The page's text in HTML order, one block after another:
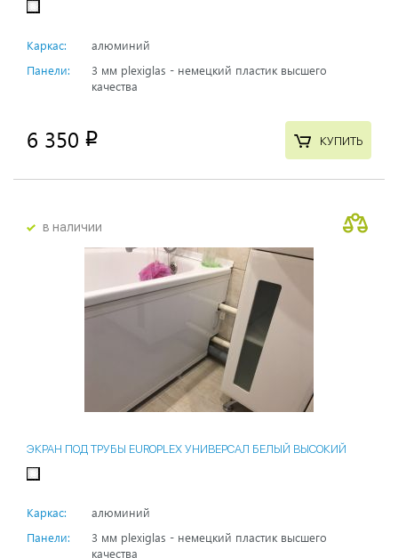
Каркас:
алюминий
Панели:
3 мм plexiglas - немецкий пластик высшего
качества
6 350 p КУПИТЬ
в наличии
ЭКРАН ПОД ТРУБЫ EUROPLEX УНИВЕРСАЛ БЕЛЫЙ ВЫСОКИЙ
Каркас:
алюминий
Панели:
3 мм plexiglas - немецкий пластик высшего
качества